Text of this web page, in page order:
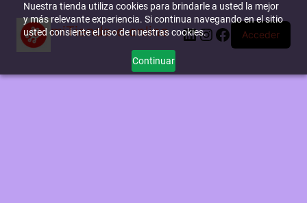
Nuestra tienda utiliza cookies para brindarle a usted la mejor
y más relevante experiencia. Si continua navegando en el sitio
usted consiente el uso de nuestras cookies.
Continuar
miTienda-e.online LinkedIn
Instagram
Facebook
Acceder